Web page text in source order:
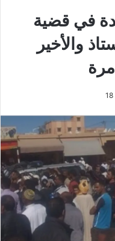
في قضية
والأخير
18